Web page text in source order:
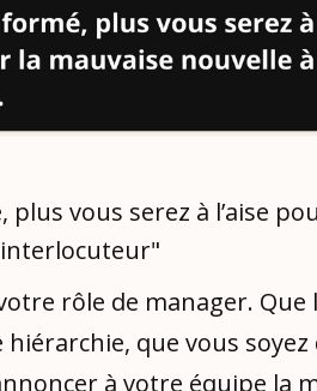
vous serez à l’aise
rôle de manager. Que
que vous soyez
à votre équipe la